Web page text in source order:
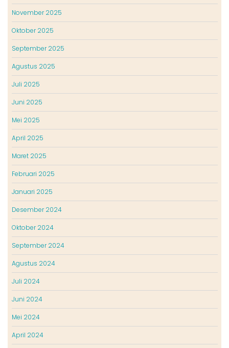
November 2025
Oktober 2025
September 2025
Agustus 2025
Juli 2025
Juni 2025
Mei 2025
April 2025
Maret 2025
Februari 2025
Januari 2025
Desember 2024
Oktober 2024
September 2024
Agustus 2024
Juli 2024
Juni 2024
Mei 2024
April 2024